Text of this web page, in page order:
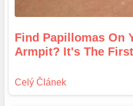
Find Papillomas On
Armpit? It's The